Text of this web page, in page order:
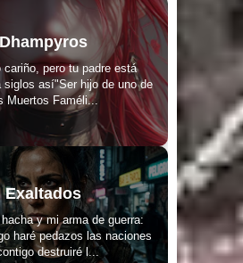
Dhampyros
cariño, pero tu padre está
siglos así"Ser hijo de uno de
Muertos Faméli...
Exaltados
y mi arma de guerra:
haré pedazos las naciones
destruiré l...